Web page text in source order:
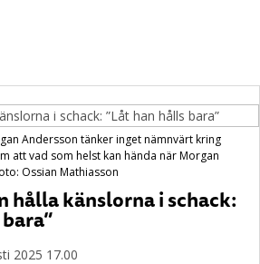
Andersson tänker inget nämnvärt kring
att vad som helst kan hända när Morgan
Ossian Mathiasson
hålla känslorna i schack:
2025 17.00